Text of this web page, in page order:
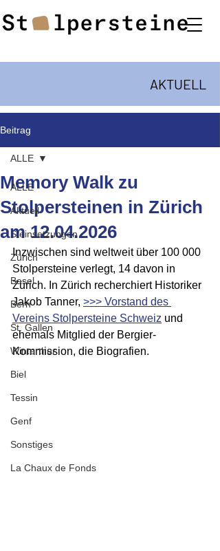
AKTUELL
Beitrag
ALLE
Aktuell
Steinsetzungen
Zürich
Basel
Bern
St. Gallen
Winterthur
Biel
Tessin
Genf
Sonstiges
La Chaux de Fonds
ALLE
Memory Walk zu
Stolpersteinen in Zürich
am 12.04.2026
Inzwischen sind weltweit über 100 000
Stolpersteine verlegt, 14 davon in
Zürich. In Zürich recherchiert Historiker
Jakob Tanner, >>> Vorstand des
Vereins Stolpersteine Schweiz und
ehemals Mitglied der Bergier-
Kommission, die Biografien.